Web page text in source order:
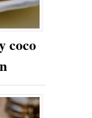
coco